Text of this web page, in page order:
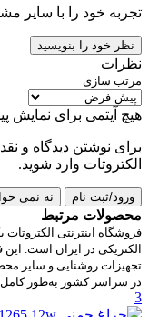
تجربه خود را با سایر
نظر خود را بنویسید
نظرات
مرتب سازی
هیچ آیتمی برای نمایش
برای نوشتن دیدگاه و
الکتروتات وارد شوید.
ورود/ثبت نام نه نمی
محصولات مرتبط
فروشگاه اینترنتی الکتروتات
الکتریکی در ایران است. این
تجهیزات روشنایی و سایر
در سراسر کشور به‌طور کامل
3